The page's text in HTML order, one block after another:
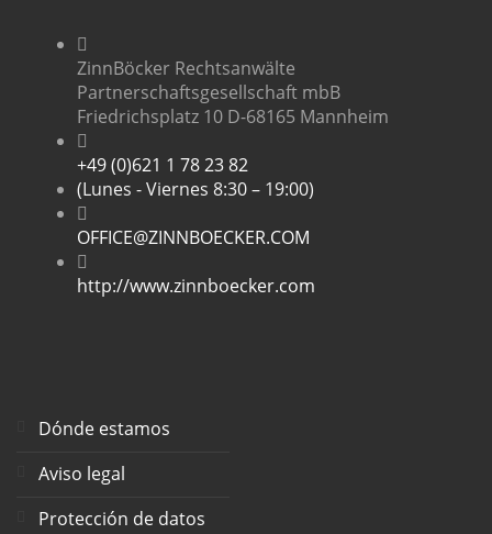
ZinnBöcker Rechtsanwälte
Partnerschaftsgesellschaft mbB
Friedrichsplatz 10 D-68165 Mannheim
+49 (0)621 1 78 23 82
(Lunes - Viernes 8:30 – 19:00)
OFFICE@ZINNBOECKER.COM
http://www.zinnboecker.com
Dónde estamos
Aviso legal
Protección de datos